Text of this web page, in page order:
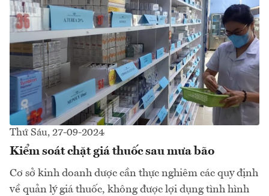
Thứ Sáu, 27-09-2024
Kiểm soát chặt giá thuốc sau mưa bão
Cơ sở kinh doanh dược cần thực nghiêm các quy định
về quản lý giá thuốc, không được lợi dụng tình hình